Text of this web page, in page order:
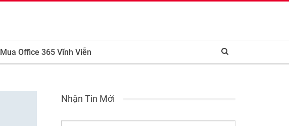
Mua Office 365 Vĩnh Viễn
Nhận Tin Mới